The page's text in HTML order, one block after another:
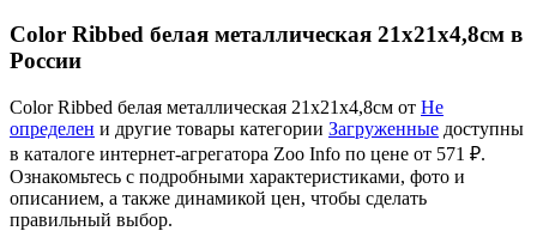
Color Ribbed белая металлическая 21х21х4,8cм в
России
Color Ribbed белая металлическая 21х21х4,8cм от Не
определен и другие товары категории Загруженные доступны
в каталоге интернет-агрегатора Zoo Info по цене от 571 ₽.
Ознакомьтесь с подробными характеристиками, фото и
описанием, а также динамикой цен, чтобы сделать
правильный выбор.